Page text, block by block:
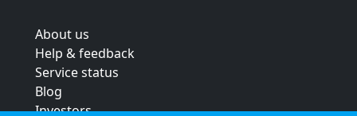
About us
Help & feedback
Service status
Blog
Investors